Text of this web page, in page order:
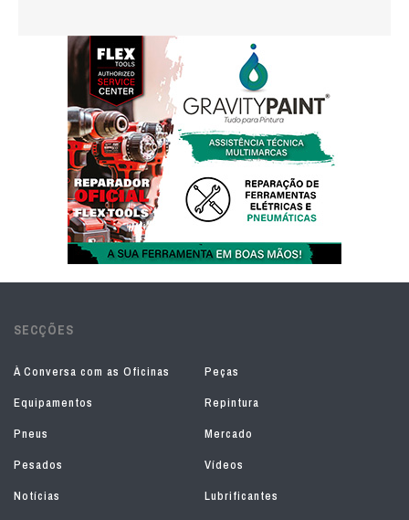
SECÇÕES
À Conversa com as Oficinas
Peças
Equipamentos
Repintura
Pneus
Mercado
Pesados
Vídeos
Notícias
Lubrificantes